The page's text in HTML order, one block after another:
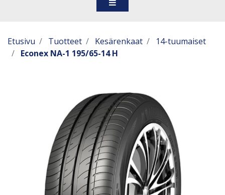
Etusivu Tuotteet Kesärenkaat
14-tuumaiset
Econex NA-1 195/65-14 H